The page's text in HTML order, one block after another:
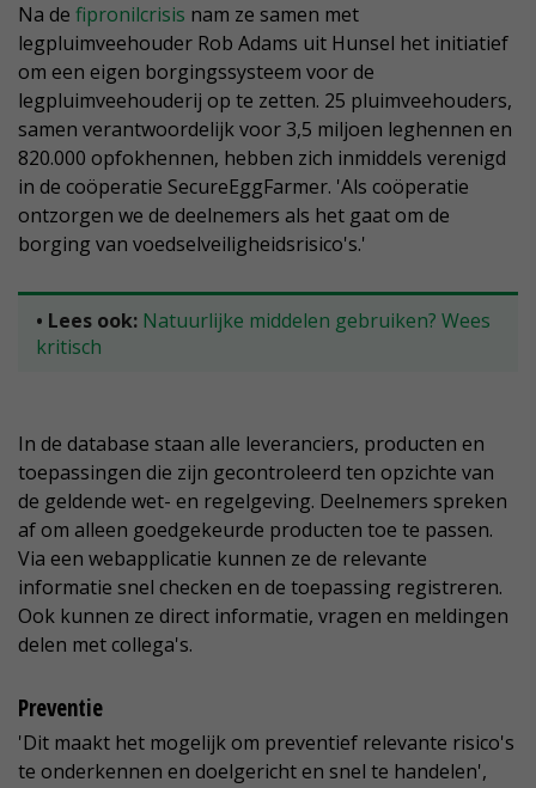
Na de fipronilcrisis nam ze samen met
legpluimveehouder Rob Adams uit Hunsel het initiatief
om een eigen borgingssysteem voor de
legpluimveehouderij op te zetten. 25 pluimveehouders,
samen verantwoordelijk voor 3,5 miljoen leghennen en
820.000 opfokhennen, hebben zich inmiddels verenigd
in de coöperatie SecureEggFarmer. 'Als coöperatie
ontzorgen we de deelnemers als het gaat om de
borging van voedselveiligheidsrisico's.'
• Lees ook: Natuurlijke middelen gebruiken? Wees
kritisch
In de database staan alle leveranciers, producten en
toepassingen die zijn gecontroleerd ten opzichte van
de geldende wet- en regelgeving. Deelnemers spreken
af om alleen goedgekeurde producten toe te passen.
Via een webapplicatie kunnen ze de relevante
informatie snel checken en de toepassing registreren.
Ook kunnen ze direct informatie, vragen en meldingen
delen met collega's.
Preventie
'Dit maakt het mogelijk om preventief relevante risico's
te onderkennen en doelgericht en snel te handelen',